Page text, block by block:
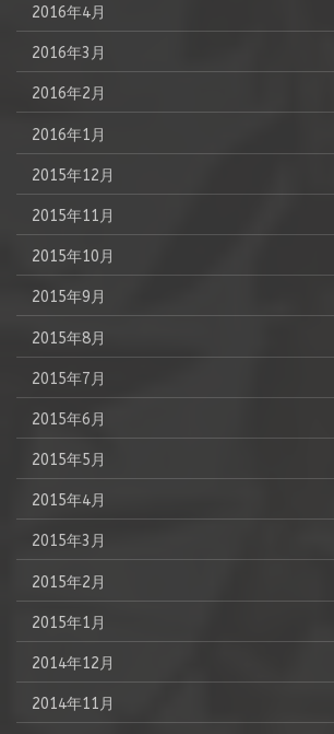
2016年4月
2016年3月
2016年2月
2016年1月
2015年12月
2015年11月
2015年10月
2015年9月
2015年8月
2015年7月
2015年6月
2015年5月
2015年4月
2015年3月
2015年2月
2015年1月
2014年12月
2014年11月